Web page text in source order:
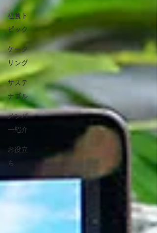
社食ト
ピック
ケータ
リング
サステ
ナブル
メンバ
ー紹介
お役立
ち